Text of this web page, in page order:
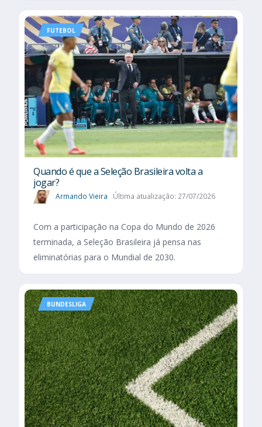
FUTEBOL
Quando é que a Seleção Brasileira volta a
jogar?
Armando Vieira Última atualização: 27/07/2026
Com a participação na Copa do Mundo de 2026
terminada, a Seleção Brasileira já pensa nas
eliminatórias para o Mundial de 2030.
BUNDESLIGA